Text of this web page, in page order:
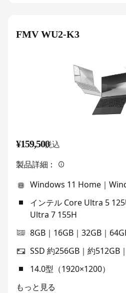
FMV WU2-K3
¥159,500税込
製品詳細：
Windows 11 Home｜
インテル Core Ultra 5
Ultra 7 155H
8GB｜16GB｜32GB｜
SSD 約256GB｜約512GB
14.0型（1920×1200）
もっと見る